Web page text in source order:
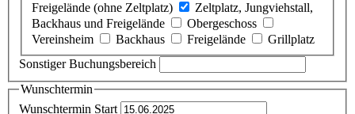
Freigelände (ohne Zeltplatz)
Zeltplatz, Jungviehstall,
Backhaus und Freigelände
Obergeschoss
Vereinsheim
Backhaus Freigelände
Grillplatz
Sonstiger Buchungsbereich
Wunschtermin
Wunschtermin Start